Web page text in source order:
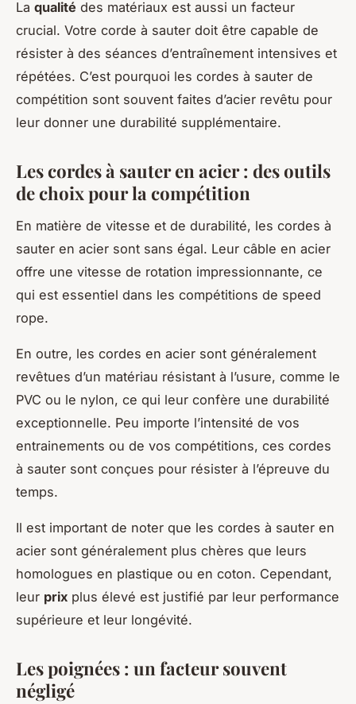
La qualité des matériaux est aussi un facteur
crucial. Votre corde à sauter doit être capable de
résister à des séances d’entraînement intensives et
répétées. C’est pourquoi les cordes à sauter de
compétition sont souvent faites d’acier revêtu pour
leur donner une durabilité supplémentaire.
Les cordes à sauter en acier : des outils
de choix pour la compétition
En matière de vitesse et de durabilité, les cordes à
sauter en acier sont sans égal. Leur câble en acier
offre une vitesse de rotation impressionnante, ce
qui est essentiel dans les compétitions de speed
rope.
En outre, les cordes en acier sont généralement
revêtues d’un matériau résistant à l’usure, comme le
PVC ou le nylon, ce qui leur confère une durabilité
exceptionnelle. Peu importe l’intensité de vos
entrainements ou de vos compétitions, ces cordes
à sauter sont conçues pour résister à l’épreuve du
temps.
Il est important de noter que les cordes à sauter en
acier sont généralement plus chères que leurs
homologues en plastique ou en coton. Cependant,
leur prix plus élevé est justifié par leur performance
supérieure et leur longévité.
Les poignées : un facteur souvent
négligé